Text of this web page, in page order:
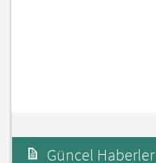
Güncel Haberler